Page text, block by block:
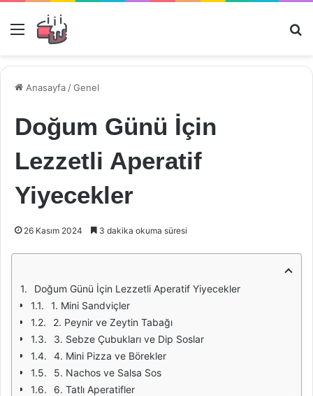
Menü
Anasayfa /Genel
Doğum Günü İçin
Lezzetli Aperatif
Yiyecekler
26 Kasım 2024 3 dakika okuma süresi
Doğum Günü İçin Lezzetli Aperatif Yiyecekler
1. Mini Sandviçler
2. Peynir ve Zeytin Tabağı
3. Sebze Çubukları ve Dip Soslar
4. Mini Pizza ve Börekler
5. Nachos ve Salsa Sos
6. Tatlı Aperatifler